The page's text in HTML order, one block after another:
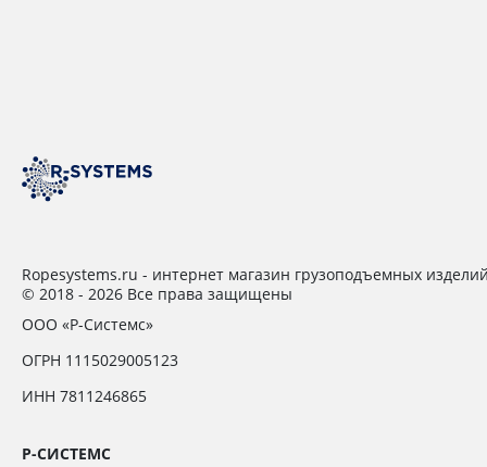
Ropesystems.ru - интернет магазин грузоподъемных
© 2018 - 2026 Все права защищены
ООО «Р-Системс»
ОГРН 1115029005123
ИНН 7811246865
Р-СИСТЕМС